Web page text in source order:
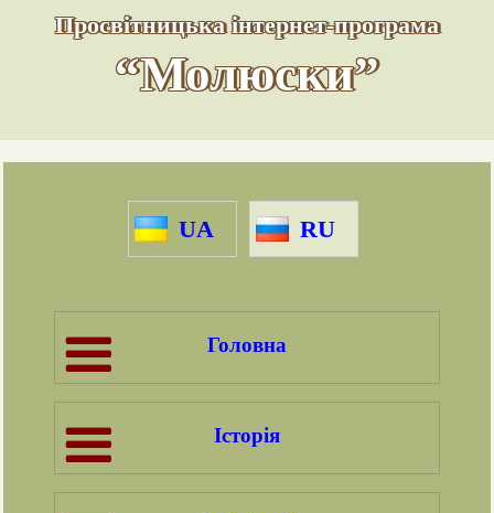
Просвітницька інтернет-програма
“Молюски”
UA RU
Головна
Історія